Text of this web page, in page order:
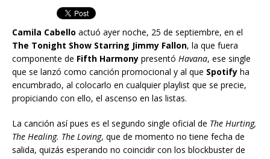
Camila Cabello actuó ayer noche, 25 de septiembre, en el
The Tonight Show Starring Jimmy Fallon, la que fuera
componente de Fifth Harmony presentó Havana, ese single
que se lanzó como canción promocional y al que Spotify ha
encumbrado, al colocarlo en cualquier playlist que se precie,
propiciando con ello, el ascenso en las listas.
La canción así pues es el segundo single oficial de The Hurting,
The Healing. The Loving, que de momento no tiene fecha de
salida, quizás esperando no coincidir con los blockbuster de